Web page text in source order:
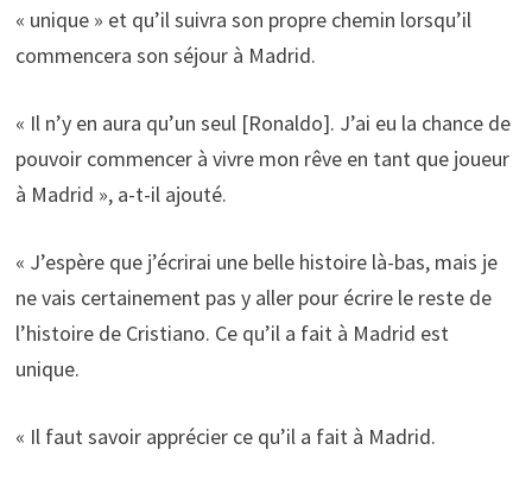
« unique » et qu’il suivra son propre chemin lorsqu’il
commencera son séjour à Madrid.
« Il n’y en aura qu’un seul [Ronaldo]. J’ai eu la chance de
pouvoir commencer à vivre mon rêve en tant que joueur
à Madrid », a-t-il ajouté.
« J’espère que j’écrirai une belle histoire là-bas, mais je
ne vais certainement pas y aller pour écrire le reste de
l’histoire de Cristiano. Ce qu’il a fait à Madrid est
unique.
« Il faut savoir apprécier ce qu’il a fait à Madrid.